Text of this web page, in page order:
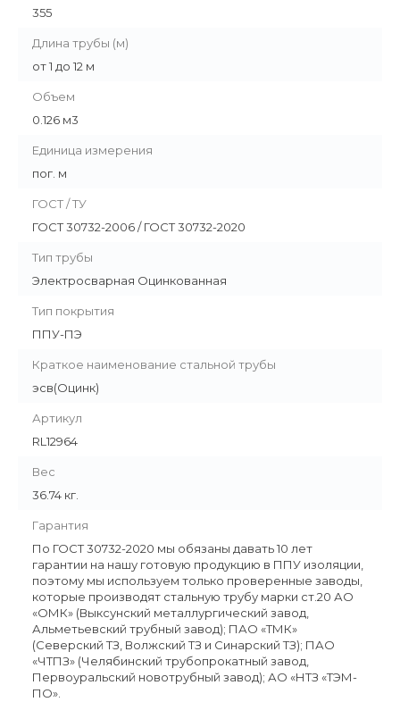
355
Длина трубы (м)
от 1 до 12 м
Объем
0.126 м3
Единица измерения
пог. м
ГОСТ / ТУ
ГОСТ 30732-2006 / ГОСТ 30732-2020
Тип трубы
Электросварная Оцинкованная
Тип покрытия
ППУ-ПЭ
Краткое наименование стальной трубы
эсв(Оцинк)
Артикул
RL12964
Вес
36.74 кг.
Гарантия
По ГОСТ 30732-2020 мы обязаны давать 10 лет
гарантии на нашу готовую продукцию в ППУ изоляции,
поэтому мы используем только проверенные заводы,
которые производят стальную трубу марки ст.20 АО
«ОМК» (Выксунский металлургический завод,
Альметьевский трубный завод); ПАО «ТМК»
(Северский ТЗ, Волжский ТЗ и Синарский ТЗ); ПАО
«ЧТПЗ» (Челябинский трубопрокатный завод,
Первоуральский новотрубный завод); АО «НТЗ «ТЭМ-
ПО».